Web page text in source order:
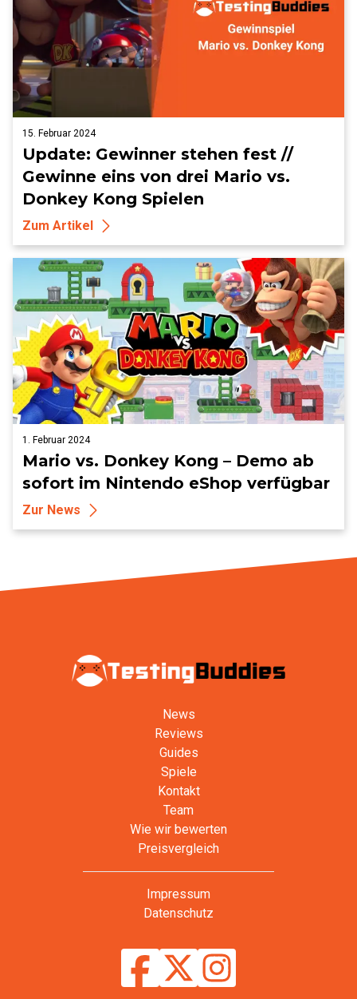
15. Februar 2024
Update: Gewinner stehen fest //
Gewinne eins von drei Mario vs.
Donkey Kong Spielen
Zum Artikel
1. Februar 2024
Mario vs. Donkey Kong – Demo ab
sofort im Nintendo eShop verfügbar
Zur News
News
Reviews
Guides
Spiele
Kontakt
Team
Wie wir bewerten
Preisvergleich
Impressum
Datenschutz